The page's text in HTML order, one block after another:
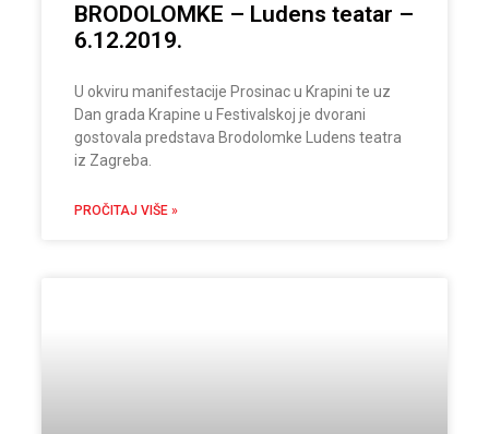
BRODOLOMKE – Ludens teatar –
6.12.2019.
U okviru manifestacije Prosinac u Krapini te uz
Dan grada Krapine u Festivalskoj je dvorani
gostovala predstava Brodolomke Ludens teatra
iz Zagreba.
PROČITAJ VIŠE »